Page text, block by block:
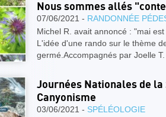
Nous sommes allés
07/06/2021 - RANDONNÉE
Michel R. avait annoncé : "mai
L'idée d'une rando sur le thème
germé.Accompagnés par Joelle
Journées Nationales de
Canyonisme
03/06/2021 - SPÉLÉOLOGIE